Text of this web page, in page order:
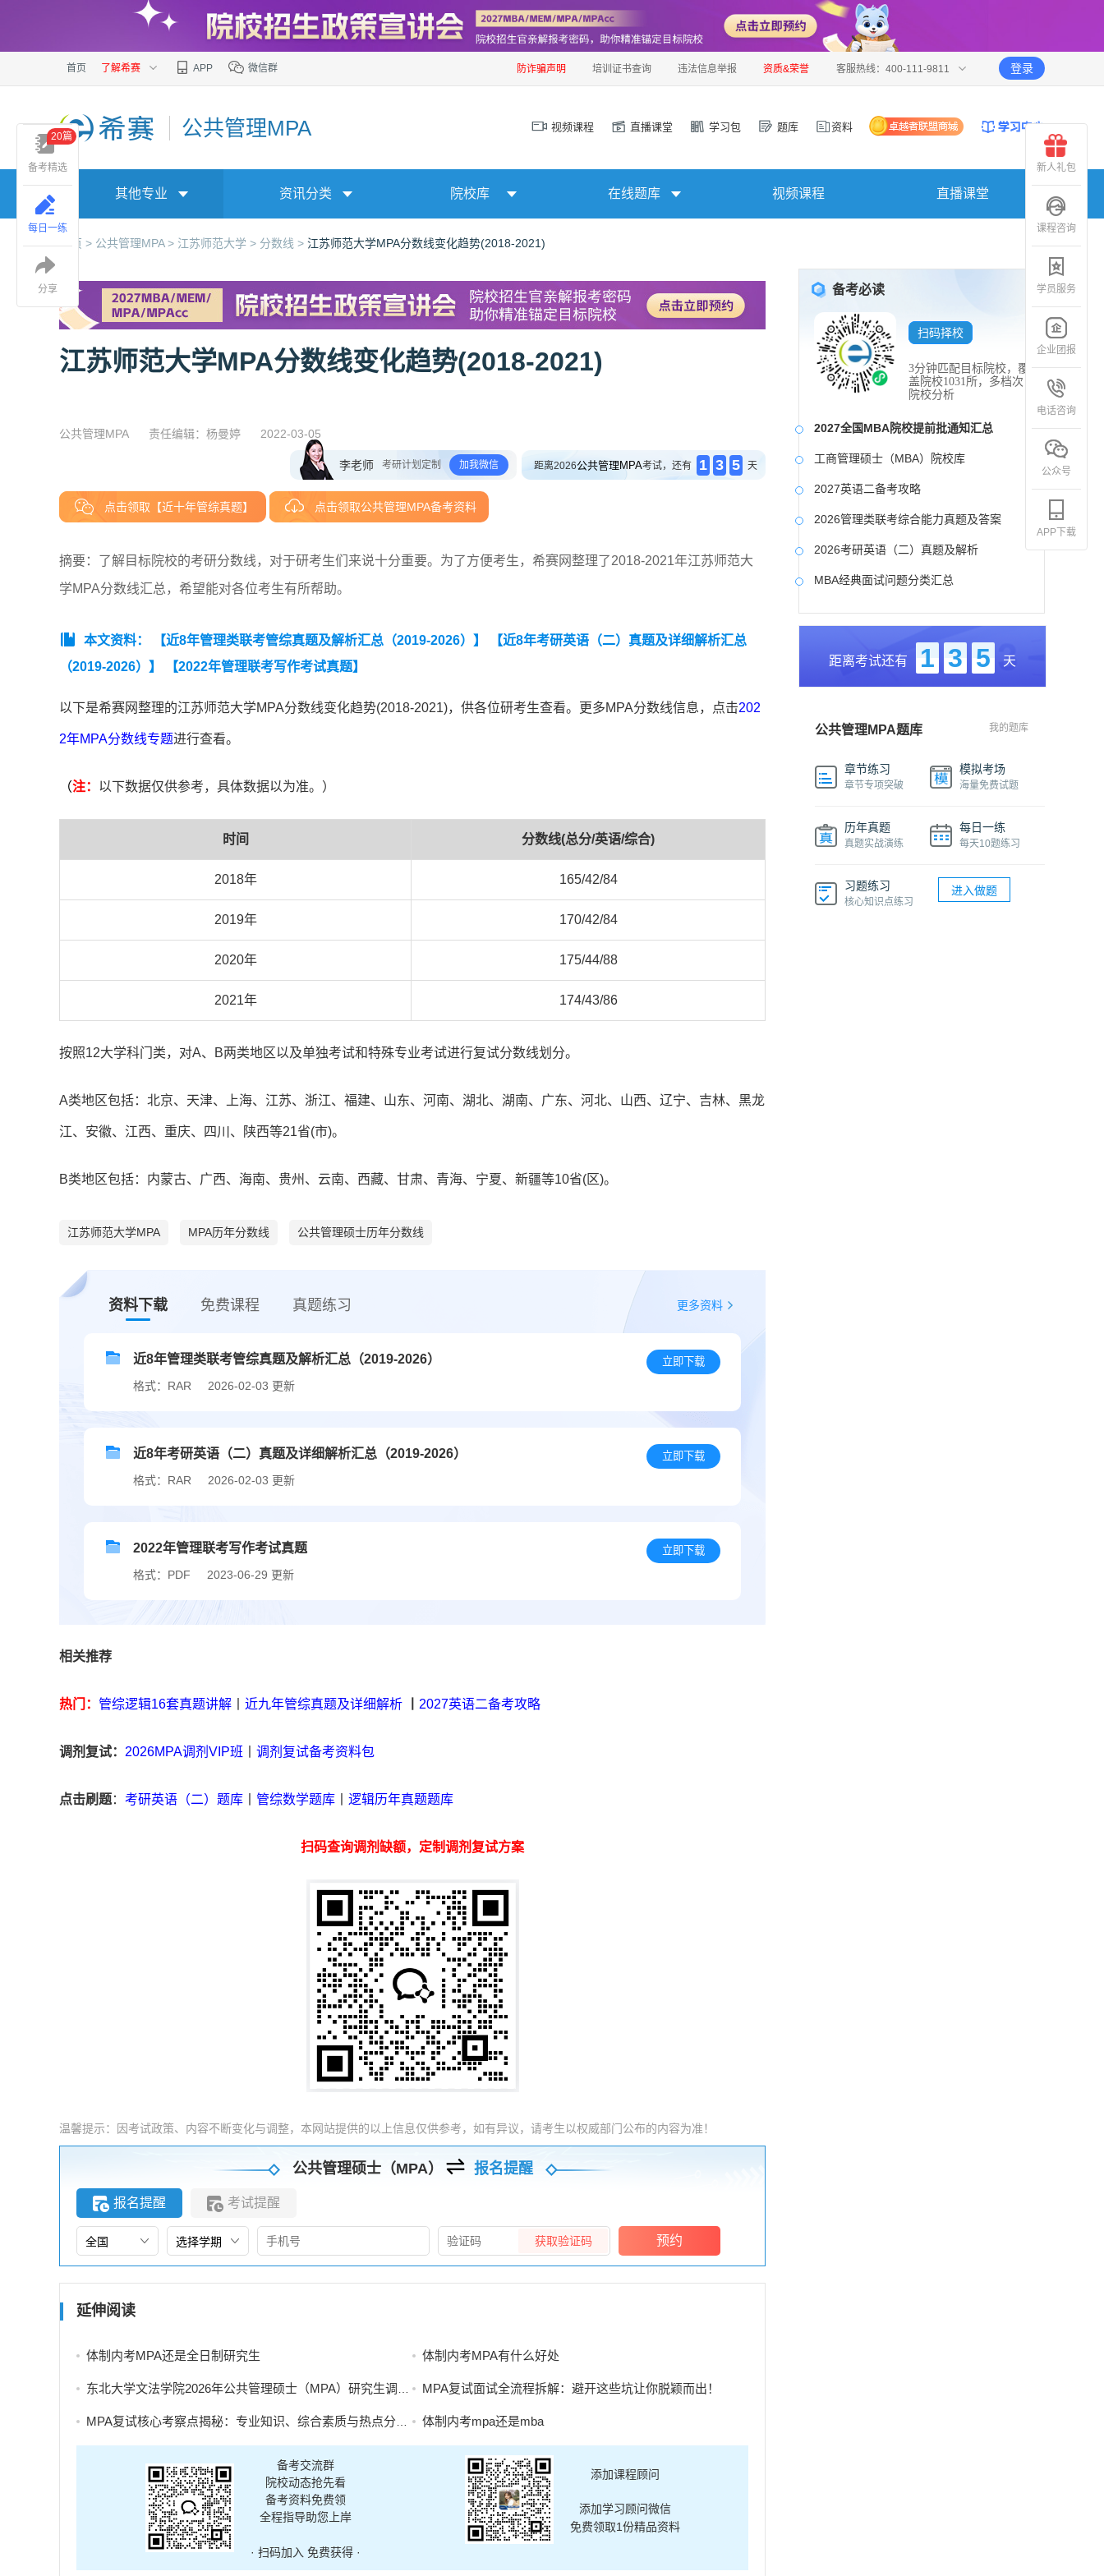
首页 了解希赛 APP 微信群 防诈骗声明 培训证书查询 违法信息举报 资质&荣誉 客服热线：400-111-9811 登录
公共管理MPA 视频课程 直播课堂 学习包 题库 资料
其他专业 资讯分类 院校库 在线题库 视频课程 直播课堂
首页 > 公共管理MPA > 江苏师范大学 > 分数线 > 江苏师范大学MPA分数线变化趋势(2018-2021)
江苏师范大学MPA分数线变化趋势(2018-2021)
公共管理MPA 责任编辑：杨曼婷 2022-03-05
李老师 考研计划定制 加我微信 距离2026公共管理MPA考试，还有 1 3 5 天
点击领取【近十年管综真题】 点击领取公共管理MPA备考资料
摘要：了解目标院校的考研分数线，对于研考生们来说十分重要。为了方便考生，希赛网整理了2018-2021年江苏师范大
学MPA分数线汇总，希望能对各位考生有所帮助。
本文资料： 【近8年管理类联考管综真题及解析汇总（2019-2026）】
【近8年考研英语（二）真题及详细解析汇总
（2019-2026）】
【2022年管理联考写作考试真题】
以下是希赛网整理的江苏师范大学MPA分数线变化趋势(2018-2021)，供各位研考生查看。更多MPA分数线信息，点击202
2年MPA分数线专题进行查看。
（注： 以下数据仅供参考，具体数据以为准。）
时间 分数线(总分/英语/综合)
2018年 165/42/84
2019年 170/42/84
2020年 175/44/88
2021年 174/43/86
按照12大学科门类，对A、B两类地区以及单独考试和特殊专业考试进行复试分数线划分。
A类地区包括：北京、天津、上海、江苏、浙江、福建、山东、河南、湖北、湖南、广东、河北、山西、辽宁、吉林、黑龙
江、安徽、江西、重庆、四川、陕西等21省(市)。
B类地区包括：内蒙古、广西、海南、贵州、云南、西藏、甘肃、青海、宁夏、新疆等10省(区)。
江苏师范大学MPA MPA历年分数线 公共管理硕士历年分数线
资料下载 免费课程 真题练习 更多资料
近8年管理类联考管综真题及解析汇总（2019-2026）
格式：RAR 2026-02-03 更新
立即下载
近8年考研英语（二）真题及详细解析汇总（2019-2026）
格式：RAR 2026-02-03 更新
立即下载
2022年管理联考写作考试真题
格式：PDF 2023-06-29 更新
立即下载
相关推荐
热门： 管综逻辑16套真题讲解 近九年管综真题及详细解析 2027英语二备考攻略
调剂复试： 2026MPA调剂VIP班 调剂复试备考资料包
点击刷题： 考研英语（二）题库 管综数学题库 逻辑历年真题题库
扫码查询调剂缺额，定制调剂复试方案
温馨提示：因考试政策、内容不断变化与调整，本网站提供的以上信息仅供参考，如有异议，请考生以权威部门公布的内容为准！
公共管理硕士（MPA） 报名提醒
报名提醒 考试提醒
获取验证码 预约
延伸阅读
体制内考MPA还是全日制研究生 体制内考MPA有什么好处
东北大学文法学院2026年公共管理硕士（MPA）研究生调剂工作办法 MPA复试面试全流程拆解：避开这些坑让你脱颖而出！
MPA复试核心考察点揭秘：专业知识、综合素质与热点分析能力 体制内考mpa还是mba
备考交流群
院校动态抢先看
备考资料免费领
全程指导助您上岸
· 扫码加入 免费获得 ·
添加课程顾问
添加学习顾问微信
免费领取1份精品资料
备考必读
扫码择校
3分钟匹配目标院校，覆
盖院校1031所，多档次
院校分析
2027全国MBA院校提前批通知汇总
工商管理硕士（MBA）院校库
2027英语二备考攻略
2026管理类联考综合能力真题及答案
2026考研英语（二）真题及解析
MBA经典面试问题分类汇总
2017-2025近九年各科真题及详细解析
考研英语（二）试题库
2027写作备考攻略
距离考试还有 1 3 5 天
公共管理MPA题库 我的题库
章节练习
章节专项突破
模拟考场
海量免费试题
历年真题
真题实战演练
每日一练
每天10题练习
习题练习
核心知识点练习
进入做题
备考精选
20篇
每日一练
分享
新人礼包
课程咨询
学员服务
企业团报
电话咨询
公众号
APP下载